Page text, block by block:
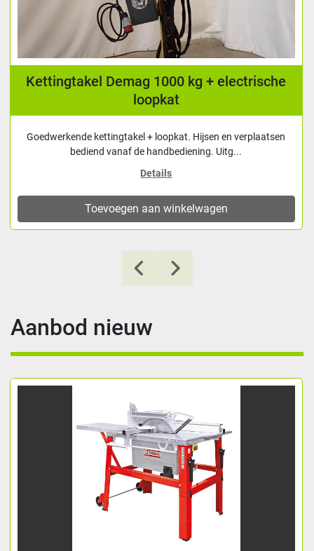
Kettingtakel Demag 1000 kg + electrische
loopkat
Goedwerkende kettingtakel + loopkat. Hijsen en verplaatsen
bediend vanaf de handbediening. Uitg...
Details
Toevoegen aan winkelwagen
Aanbod nieuw